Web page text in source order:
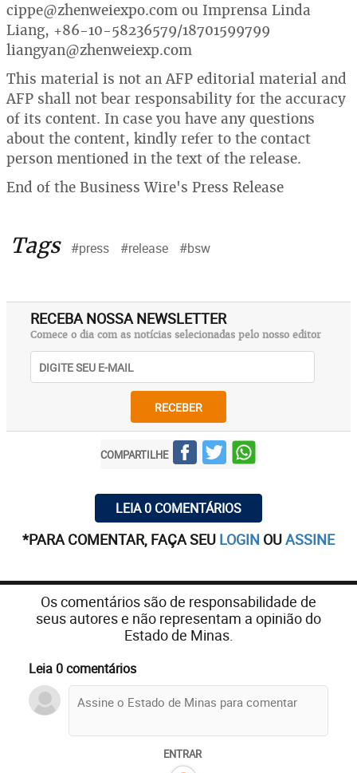
cippe@zhenweiexpo.com ou Imprensa Linda
Liang, +86-10-58236579/18701599799
liangyan@zhenweiexp.com
This material is not an AFP editorial material and
AFP shall not bear responsability for the accuracy
of its content. In case you have any questions
about the content, kindly refer to the contact
person mentioned in the text of the release.
End of the Business Wire's Press Release
Tags #press #release #bsw
RECEBA NOSSA NEWSLETTER
Comece o dia com as notícias selecionadas pelo nosso editor
RECEBER
COMPARTILHE
LEIA 0 COMENTÁRIOS
*PARA COMENTAR, FAÇA SEU LOGIN OUASSINE
Os comentários são de responsabilidade de
seus autores e não representam a opinião do
Estado de Minas.
Leia 0 comentários
ENTRAR